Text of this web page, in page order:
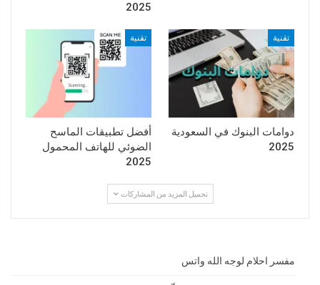
2025
تقنية
دوامات البنوك في السعودية
2025
تقنية
أفضل تطبيقات الماسح
الضوئي للهاتف المحمول
2025
تحميل المزيد من المشاركات
مفسر احلام لوجه الله واتس